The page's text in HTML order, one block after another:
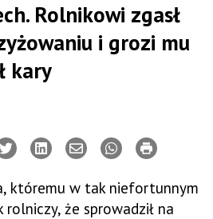
Rolnikowi zgasł
i grozi mu
kary
któremu w tak niefortunnym
rolniczy, że sprowadził na